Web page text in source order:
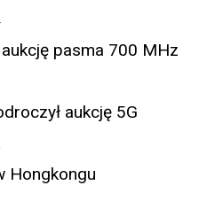
aukcję pasma 700 MHz
aukcję 5G
Hongkongu